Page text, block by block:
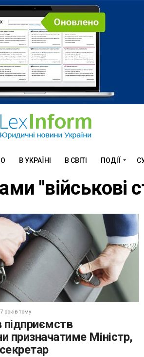
В УКРАЇНІ В СВІТІ ПОДІЇ
"військові
7 років тому
підприємств
призначатиме Міністр,